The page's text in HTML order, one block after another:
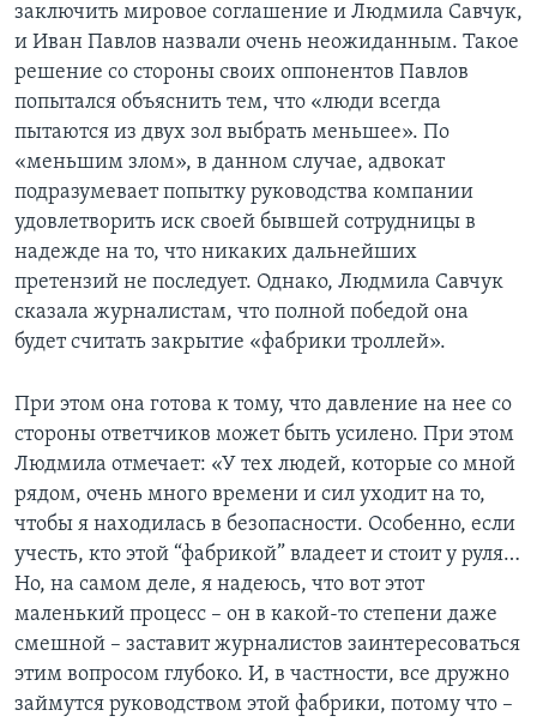
заключить мировое соглашение и Людмила Савчук,
и Иван Павлов назвали очень неожиданным. Такое
решение со стороны своих оппонентов Павлов
попытался объяснить тем, что «люди всегда
пытаются из двух зол выбрать меньшее». По
«меньшим злом», в данном случае, адвокат
подразумевает попытку руководства компании
удовлетворить иск своей бывшей сотрудницы в
надежде на то, что никаких дальнейших
претензий не последует. Однако, Людмила Савчук
сказала журналистам, что полной победой она
будет считать закрытие «фабрики троллей».
При этом она готова к тому, что давление на нее со
стороны ответчиков может быть усилено. При этом
Людмила отмечает: «У тех людей, которые со мной
рядом, очень много времени и сил уходит на то,
чтобы я находилась в безопасности. Особенно, если
учесть, кто этой “фабрикой” владеет и стоит у руля…
Но, на самом деле, я надеюсь, что вот этот
маленький процесс – он в какой-то степени даже
смешной – заставит журналистов заинтересоваться
этим вопросом глубоко. И, в частности, все дружно
займутся руководством этой фабрики, потому что –